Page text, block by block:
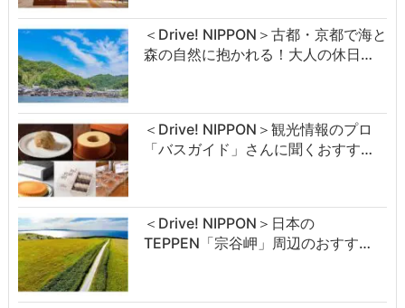
＜Drive! NIPPON＞古都・京都で海と
森の自然に抱かれる！大人の休日…
＜Drive! NIPPON＞観光情報のプロ
「バスガイド」さんに聞くおすす…
＜Drive! NIPPON＞日本の
TEPPEN「宗谷岬」周辺のおすす…